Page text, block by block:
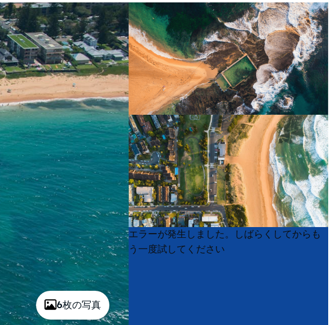
6枚の写真
Product
List
Product
List
エラーが発生しました。しばらくしてからも
う一度試してください